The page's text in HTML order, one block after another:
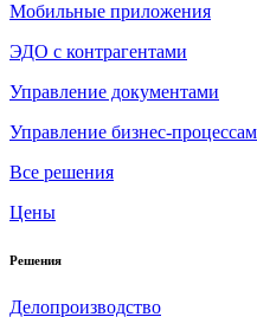
Мобильные приложения
ЭДО с контрагентами
Управление документами
Управление бизнес-
Все решения
Цены
Решения
Делопроизводство